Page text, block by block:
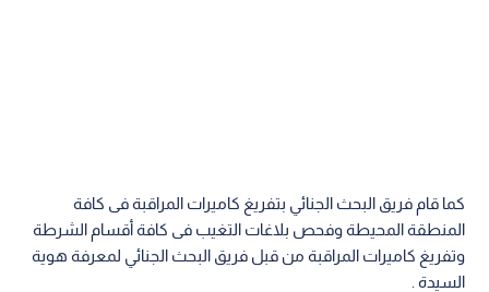
كما قام فريق البحث الجنائي بتفريغ كاميرات المراقبة فى كافة
المنطقة المحيطة وفحص بلاغات التغيب فى كافة أقسام الشرطة
وتفريغ كاميرات المراقبة من قبل فريق البحث الجنائي لمعرفة هوية
السيدة .